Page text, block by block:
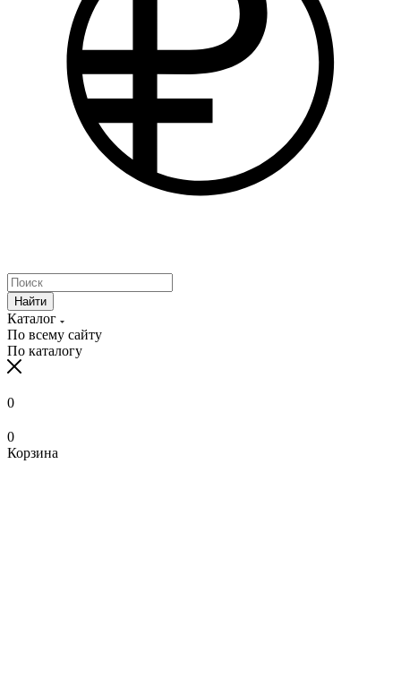
Найти
Каталог
По всему сайту
По каталогу
0
0
Корзина